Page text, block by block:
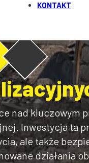
KONTAKT
nad kluczowym
Inwestycja ta
ale także
działania